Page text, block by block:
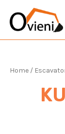
contenuto
Home /